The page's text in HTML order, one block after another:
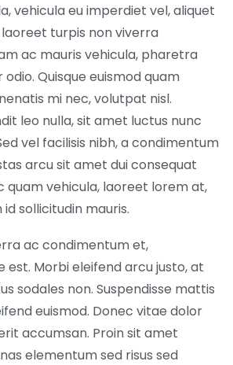
vehicula eu imperdiet vel, aliquet
turpis non viverra
ac mauris vehicula, pharetra
Quisque euismod quam
mi nec, volutpat nisl.
leo nulla, sit amet luctus nunc
vel facilisis nibh, a condimentum
arcu sit amet dui consequat
quam vehicula, laoreet lorem at,
id sollicitudin mauris.
ac condimentum et,
est. Morbi eleifend arcu justo, at
sodales non. Suspendisse mattis
euismod. Donec vitae dolor
accumsan. Proin sit amet
elementum sed risus sed